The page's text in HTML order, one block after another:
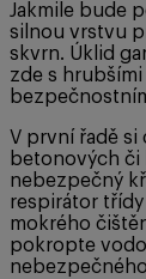
Jakmile bude
silnou vrstvu
skvrn. Úklid
zde s
V první řadě si
betonových či
nebezpečný
respirátor třídy
mokrého
pokropte